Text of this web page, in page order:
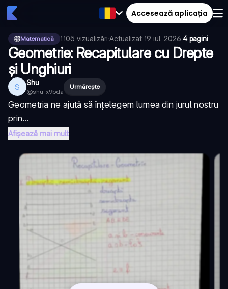
Accesează aplicația
Matematică 1.105 vizualizări·Actualizat 19 iul. 2026·4 pagini
Geometrie: Recapitulare cu Drepte
și Unghiuri
S Shu
@shu_x9bda
Urmărește
Geometria ne ajută să înțelegem lumea din jurul nostru
prin...
Afișează mai mult